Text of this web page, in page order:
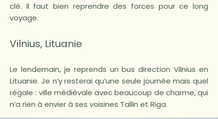
clé. Il faut bien reprendre des forces pour ce long
voyage.
Vilnius, Lituanie
Le lendemain, je reprends un bus direction Vilnius en
Lituanie. Je n’y resterai qu’une seule journée mais quel
régale : ville médiévale avec beaucoup de charme, qui
n’a rien à envier à ses voisines Tallin et Riga.